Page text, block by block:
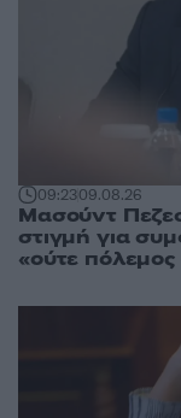
09:2309.08.26
Μασούντ
στιγμή για
«ούτε πόλεμος